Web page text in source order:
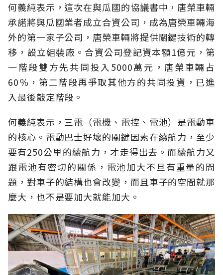
何義純表示，這次在與瓜國的協議書中，唐榮車輛
承諾將與瓜國業者成立合資公司，成為唐榮車輛海
外的第一家子公司，唐榮車輛將提供關鍵技術的轉
移，設立組裝廠。合資公司登記資本額1億元，第
一階段雙方先共同投入5000萬元，唐榮車輛占
60％，第二階段再爭取其他方的共同投資，已進
入最後敲定階段。
何義純表示，三電（電機、電控、電池）是電動車
的核心。電動巴士好壞的關鍵因素在續航力，至少
要有250公里的續航力，才走得出去。而續航力又
跟電池有密切的關係，電池加大不旦有重量的問
題，對車子的結構也會改變，而且車子的空間就那
麼大，也不是要加大就能加大。